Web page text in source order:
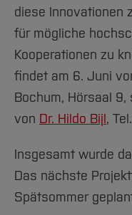
diese Innovationen
für mögliche
Kooperationen zu
findet am 6. Juni
Bochum, Hörsaal
von Dr. Hildo Bijl, Tel.
Insgesamt wurde
Das nächste
Spätsommer